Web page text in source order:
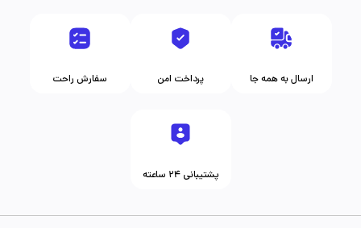
سفارش راحت پرداخت امن ارسال به همه جا
پشتیبانی ۲۴ ساعته